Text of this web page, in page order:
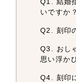
いですか？
Q2. 刻印
Q3. おし
思い浮か
Q4. 刻印